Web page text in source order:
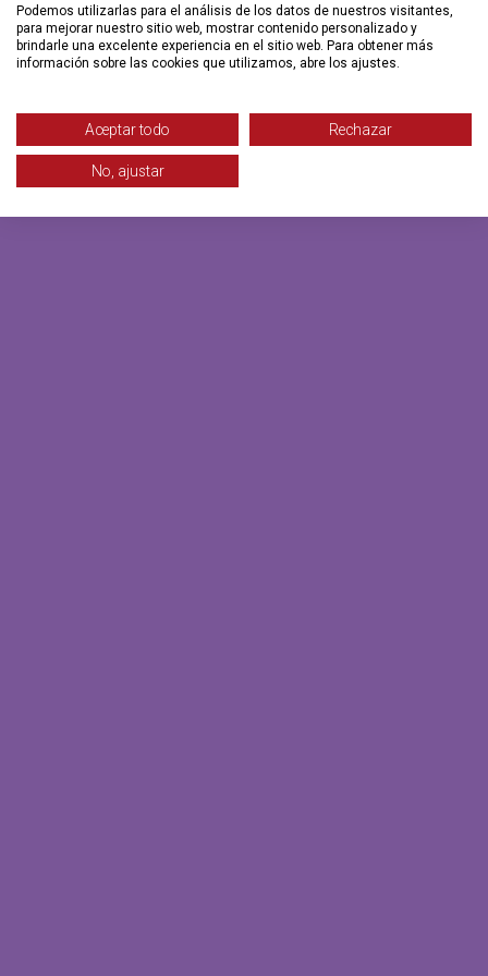
Podemos utilizarlas para el análisis de los datos de nuestros visitantes,
para mejorar nuestro sitio web, mostrar contenido personalizado y
brindarle una excelente experiencia en el sitio web. Para obtener más
información sobre las cookies que utilizamos, abre los ajustes.
Aceptar todo Rechazar
No, ajustar